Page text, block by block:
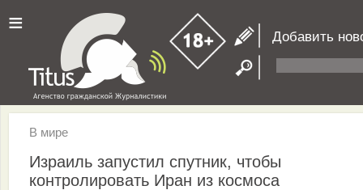
≡ Добавить
В мире
Израиль запустил спутник, чтобы
контролировать Иран из космоса